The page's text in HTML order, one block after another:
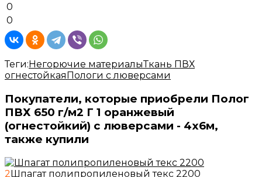
0
0
Теги: Негорючие материалыТкань ПВХ
огнестойкая Пологи с люверсами
Покупатели, которые приобрели Полог
ПВХ 650 г/м2 Г 1 оранжевый
(огнестойкий) с люверсами - 4x6м,
также купили
2Шпагат полипропиленовый текс 2200